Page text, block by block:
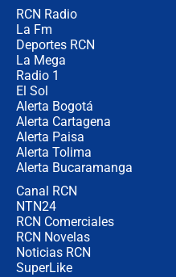
RCN Radio
La Fm
Deportes RCN
La Mega
Radio 1
El Sol
Alerta Bogotá
Alerta Cartagena
Alerta Paisa
Alerta Tolima
Alerta Bucaramanga
Canal RCN
NTN24
RCN Comerciales
RCN Novelas
Noticias RCN
SuperLike